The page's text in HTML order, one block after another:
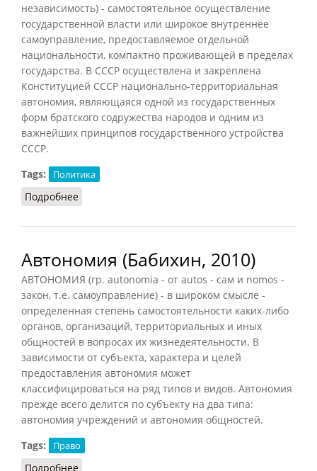
независимость) - самостоятельное осуществление
государственной власти или широкое внутреннее
самоуправление, предоставляемое отдельной
национальности, компактно проживающей в пределах
государства. В СССР осуществлена и закреплена
Конституцией СССР национально-территориальная
автономия, являющаяся одной из государственных
форм братского содружества народов и одним из
важнейших принципов государственного устройства
СССР.
Tags:
Политика
Подробнее
Автономия (Бабихин, 2010)
АВТОНОМИЯ (гр. autonomia - от autos - сам и nomos -
закон, т.е. самоуправление) - в широком смысле -
определенная степень самостоятельности каких-либо
органов, организаций, территориальных и иных
общностей в вопросах их жизнедеятельности. В
зависимости от субъекта, характера и целей
предоставления автономия может
классифицироваться на ряд типов и видов. Автономия
прежде всего делится по субъекту на два типа:
автономия учреждений и автономия общностей.
Tags:
Право
Подробнее